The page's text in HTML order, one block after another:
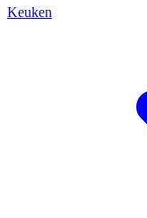
Keuken